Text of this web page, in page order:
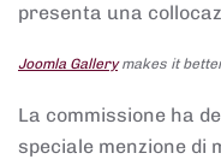
presenta una
Joomla Gallerymakes it
La commissione ha
speciale menzione di